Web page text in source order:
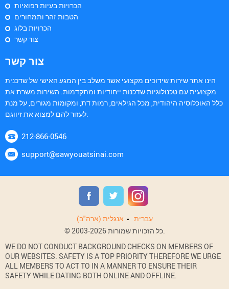
הכרויות בעיות רפואיות
הטבות זהר ותמחורים
הכרויות בלוג
צור קשר
צור קשר
הינו אתר שירות שידוכים מקצועי אשר משלב בין המגע האישי של שדכנית
מקצועית עם טכנולוגיות שדכנות ייחודיות ומתקדמות. השירות משרת את
כלל האוכלוסיה היהודית, מכל הגילאים, רמות דת, ומקומות מגורים, על מנת
לעזור להם למצוא את זיווגם.
212-866-0546
support@sawyouatsinai.com
אנגלית (ארה"ב)
עִברִית
© 2003-2026 כל הזכויות שמורות.
WE DO NOT CONDUCT BACKGROUND CHECKS ON MEMBERS OF
OUR WEBSITES. SAFETY IS A TOP PRIORITY THEREFORE WE URGE
ALL MEMBERS TO ACT TO IN A MANNER TO ENSURE THEIR
SAFETY WHILE DATING BOTH ONLINE AND OFFLINE.